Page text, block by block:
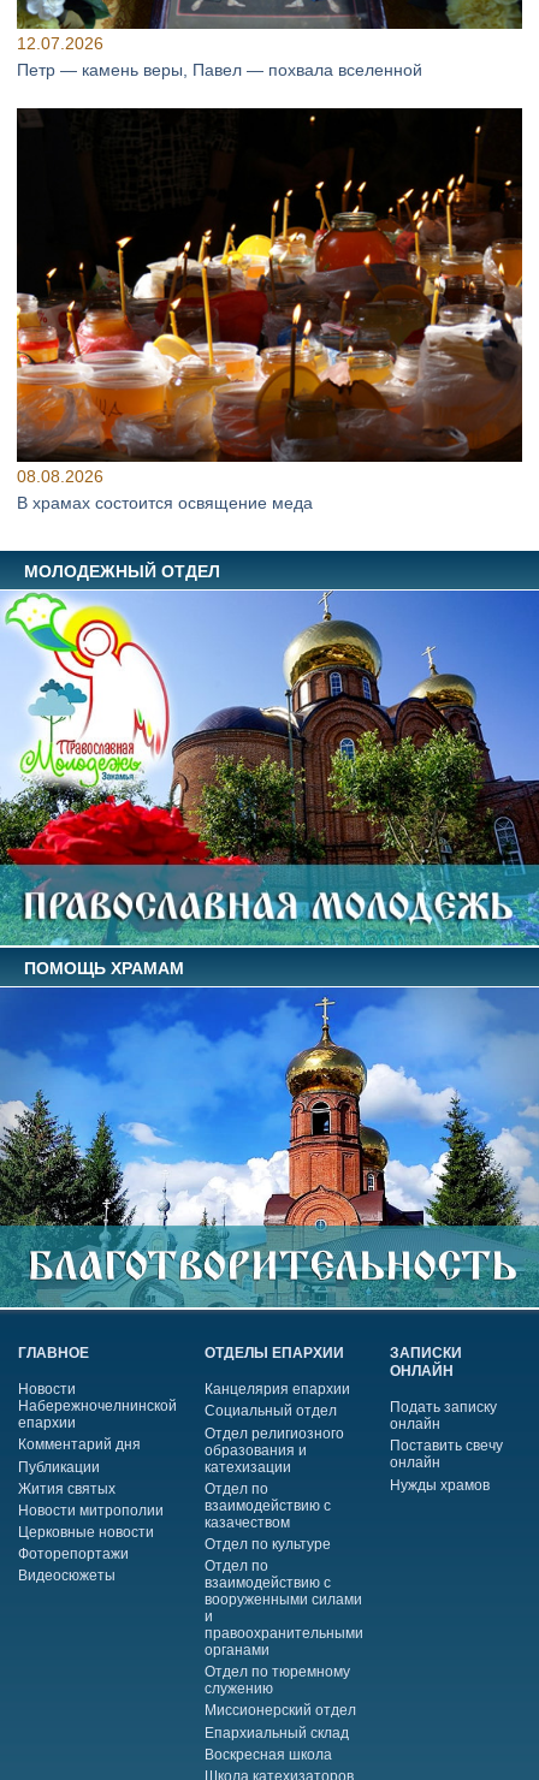
12.07.2026
Петр — камень веры, Павел — похвала вселенной
08.08.2026
В храмах состоится освящение меда
МОЛОДЕЖНЫЙ ОТДЕЛ
ПОМОЩЬ ХРАМАМ
ГЛАВНОЕ
Новости
Набережночелнинской
епархии
Комментарий дня
Публикации
Жития святых
Новости митрополии
Церковные новости
Фоторепортажи
Видеосюжеты
ОТДЕЛЫ ЕПАРХИИ
Канцелярия епархии
Социальный отдел
Отдел религиозного
образования и
катехизации
Отдел по
взаимодействию с
казачеством
Отдел по культуре
Отдел по
взаимодействию с
вооруженными силами
и
правоохранительными
органами
Отдел по тюремному
служению
Миссионерский отдел
Епархиальный склад
Воскресная школа
Школа катехизаторов
ЗАПИСКИ
ОНЛАЙН
Подать записку
онлайн
Поставить свечу
онлайн
Нужды храмов